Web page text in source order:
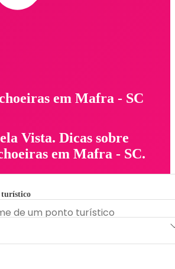
em Mafra - SC
Vista. Dicas sobre
em Mafra - SC.